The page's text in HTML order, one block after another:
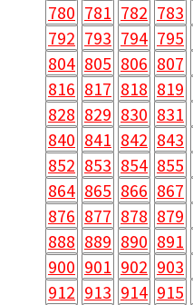
780 781 782 783
792 793 794 795
804 805 806 807
816 817 818 819
828 829 830 831
840 841 842 843
852 853 854 855
864 865 866 867
876 877 878 879
888 889 890 891
900 901 902 903
912 913 914 915